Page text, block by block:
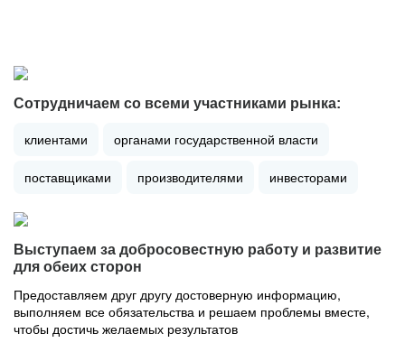
Сотрудничаем со всеми участниками рынка:
клиентами органами государственной власти
поставщиками производителями инвесторами
Выступаем за добросовестную работу и развитие
для обеих сторон
Предоставляем друг другу достоверную информацию,
выполняем все обязательства и решаем проблемы вместе,
чтобы достичь желаемых результатов